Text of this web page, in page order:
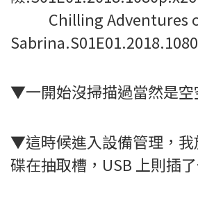
Chilling Adventures
▼一開始沒掃描過當然是空
▼這時候進入設備管理，我
碟在抽取槽，USB 上則插